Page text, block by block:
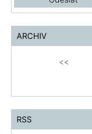
ARCHIV
<<
RSS